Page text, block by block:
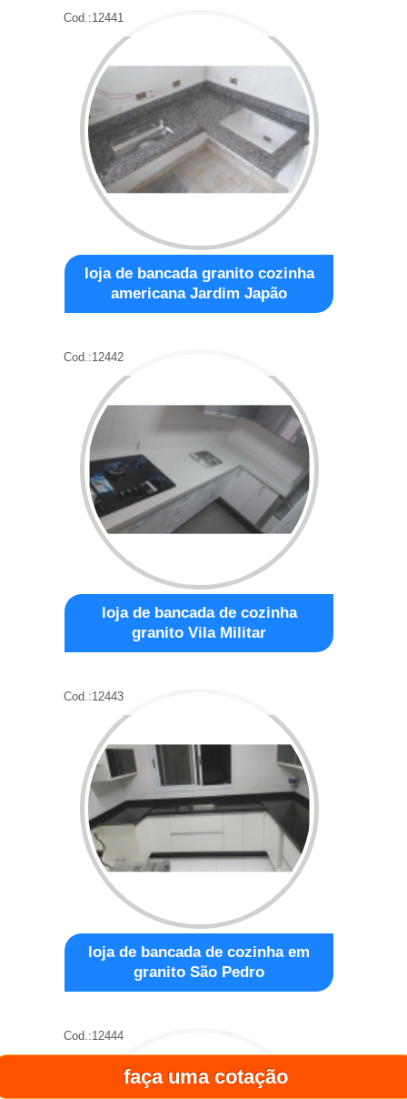
faça uma cotação
Cod.:12441
loja de bancada granito cozinha
americana Jardim Japão
Cod.:12442
loja de bancada de cozinha
granito Vila Militar
Cod.:12443
loja de bancada de cozinha em
granito São Pedro
Cod.:12444